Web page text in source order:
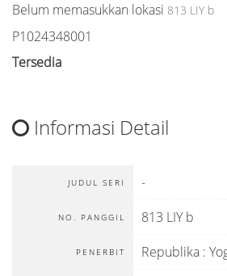
Belum memasukkan lokasi 813 LIY b
P1024348001
Tersedia
Informasi Detail
JUDUL SERI -
NO. PANGGIL 813 LIY b
PENERBIT Republika :